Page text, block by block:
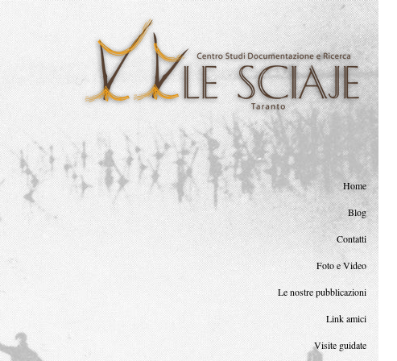
Home
Blog
Contatti
Foto e Video
Le nostre pubblicazioni
Link amici
Visite guidate